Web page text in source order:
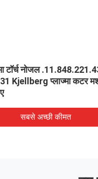
टॉर्च नोजल
Kjellberg प्लाज्मा कटर
सबसे अच्छी कीमत